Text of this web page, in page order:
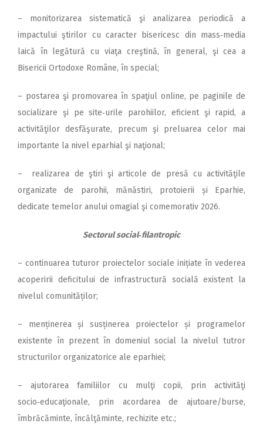
– monitorizarea sistematică şi analizarea periodică a
impactului ştirilor cu caracter bisericesc din mass‑media
laică în legătură cu viaţa creştină, în general, şi cea a
Bisericii Ortodoxe Române, în special;
– postarea şi promovarea în spaţiul online, pe paginile de
socializare şi pe site‑urile parohiilor, eficient şi rapid, a
activităţilor desfăşurate, precum şi preluarea celor mai
importante la nivel eparhial şi naţional;
– realizarea de ştiri şi articole de presă cu activităţile
organizate de parohii, mănăstiri, protoierii și Eparhie,
dedicate temelor anului omagial şi comemorativ 2026.
Sectorul social‑filantropic
– continuarea tuturor proiectelor sociale inițiate în vederea
acoperirii deficitului de infrastructură socială existent la
nivelul comunităților;
– menținerea și susținerea proiectelor și programelor
existente în prezent în domeniul social la nivelul tutror
structurilor organizatorice ale eparhiei;
– ajutorarea familiilor cu mulţi copii, prin activităţi
socio‑educaţionale, prin acordarea de ajutoare/burse,
îmbrăcăminte, încălţăminte, rechizite etc.;